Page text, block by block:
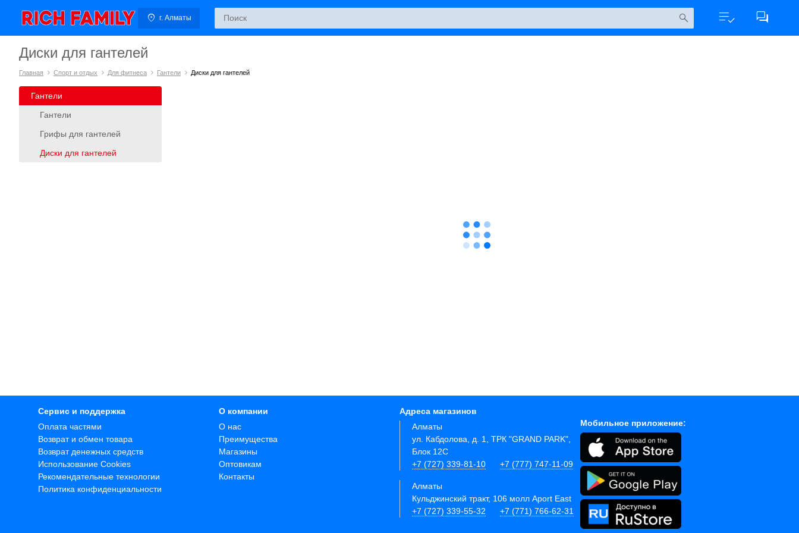
г. Алматы
Диски для гантелей
Главная Спорт и отдых Для фитнеса Гантели Диски для гантелей
Гантели
Гантели
Грифы для гантелей
Диски для гантелей
Сервис и поддержка
Оплата частями
Возврат и обмен товара
Возврат денежных средств
Использование Cookies
Рекомендательные технологии
Политика конфиденциальности
О компании
О нас
Преимущества
Магазины
Оптовикам
Контакты
Адреса магазинов
Алматы
ул. Кабдолова, д. 1, ТРК "GRAND PARK",
Блок 12C
+7 (727) 339-81-10
+7 (777) 747-11-09
Алматы
Кульджинский тракт, 106 молл Aport East
+7 (727) 339-55-32
+7 (771) 766-62-31
Мобильное приложение: